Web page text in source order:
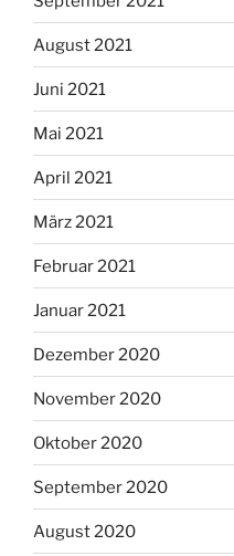
August 2021
Juni 2021
Mai 2021
April 2021
März 2021
Februar 2021
Januar 2021
Dezember 2020
November 2020
Oktober 2020
September 2020
August 2020